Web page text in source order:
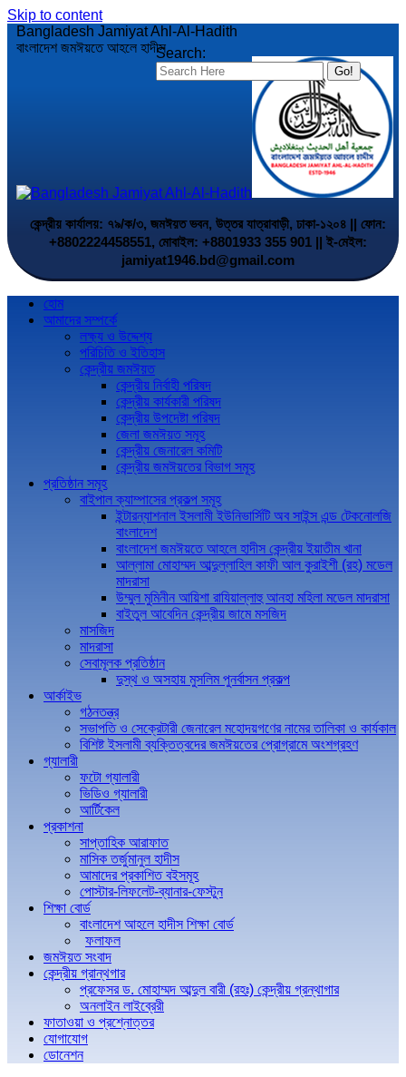
Skip to content
Search:
Bangladesh Jamiyat Ahl-Al-Hadith
বাংলাদেশ জমঈয়তে আহলে হাদীস
কেন্দ্রীয় কার্যালয়: ৭৯/ক/৩, জমঈয়ত ভবন, উত্তর যাত্রাবাড়ী, ঢাকা-১২০৪ || ফোন:
+8802224458551, মোবাইল: +8801933 355 901 || ই-মেইল:
jamiyat1946.bd@gmail.com
হোম
আমাদের সম্পর্কে
লক্ষ্য ও উদ্দেশ্য
পরিচিতি ও ইতিহাস
কেন্দ্রীয় জমঈয়ত
কেন্দ্রীয় নির্বাহী পরিষদ
কেন্দ্রীয় কার্যকারী পরিষদ
কেন্দ্রীয় উপদেষ্টা পরিষদ
জেলা জমঈয়ত সমূহ
কেন্দ্রীয় জেনারেল কমিটি
কেন্দ্রীয় জমঈয়তের বিভাগ সমূহ
প্রতিষ্ঠান সমূহ
বাইপাল ক্যাম্পাসের প্রকল্প সমূহ
ইন্টারন্যাশনাল ইসলামী ইউনিভার্সিটি অব সাইন্স এন্ড টেকনোলজি
বাংলাদেশ
বাংলাদেশ জমঈয়তে আহলে হাদীস কেন্দ্রীয় ইয়াতীম খানা
আল্লামা মোহাম্মদ আব্দুল্লাহিল কাফী আল কুরাইশী (রহ) মডেল
মাদরাসা
উম্মুল মুমিনীন আয়িশা রাযিয়াল্লাহু আনহা মহিলা মডেল মাদরাসা
বাইতুল আবেদিন কেন্দ্রীয় জামে মসজিদ
মাসজিদ
মাদরাসা
সেবামূলক প্রতিষ্ঠান
দুস্থ ও অসহায় মুসলিম পুনর্বাসন প্রকল্প
আর্কাইভ
গঠনতন্ত্র
সভাপতি ও সেক্রেটারী জেনারেল মহোদয়গণের নামের তালিকা ও কার্যকাল
বিশিষ্ট ইসলামী ব্যক্তিত্বদের জমঈয়তের প্রোগ্রামে অংশগ্রহণ
গ্যালারী
ফটো গ্যালারী
ভিডিও গ্যালারী
আর্টিকেল
প্রকাশনা
সাপ্তাহিক আরাফাত
মাসিক তর্জুমানুল হাদীস
আমাদের প্রকাশিত বইসমূহ
পোস্টার-লিফলেট-ব্যানার-ফেস্টুন
শিক্ষা বোর্ড
বাংলাদেশ আহলে হাদীস শিক্ষা বোর্ড
ফলাফল
জমঈয়ত সংবাদ
কেন্দ্রীয় গ্রান্থগার
প্রফেসর ড. মোহাম্মদ আব্দুল বারী (রহঃ) কেন্দ্রীয় গ্রন্থাগার
অনলাইন লাইব্রেরী
ফাতাওয়া ও প্রশ্নোত্তর
যোগাযোগ
ডোনেশন